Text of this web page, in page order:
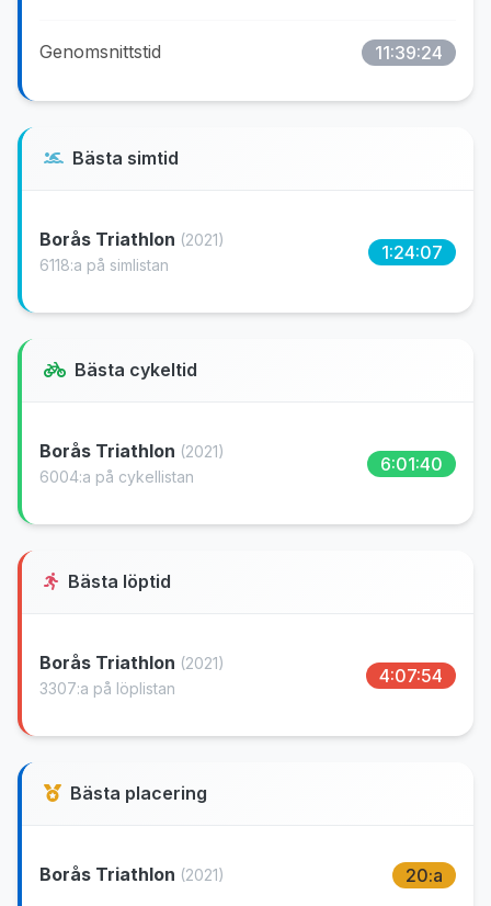
Genomsnittstid 11:39:24
Bästa simtid
Borås Triathlon (2021)
6118:a på simlistan
1:24:07
Bästa cykeltid
Borås Triathlon (2021)
6004:a på cykellistan
6:01:40
Bästa löptid
Borås Triathlon (2021)
3307:a på löplistan
4:07:54
Bästa placering
Borås Triathlon (2021) 20:a